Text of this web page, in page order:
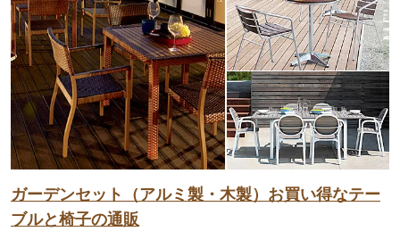
ガーデンセット（アルミ製・木製）お買い得なテー
ブルと椅子の通販